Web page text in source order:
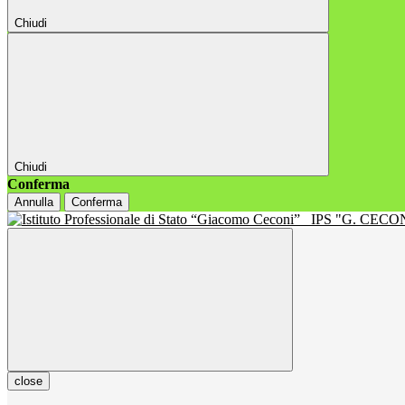
Chiudi
Chiudi
Conferma
Annulla Conferma
IPS "G.
close